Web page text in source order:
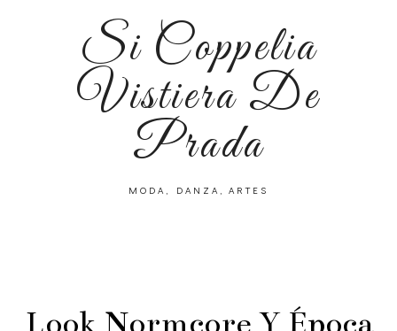
Si Coppelia
Vistiera De
Prada
MODA, DANZA, ARTES
Look Normcore Y Época